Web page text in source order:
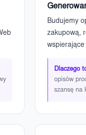
Budujemy
zakupową,
Dlaczego
opisów
szansę na